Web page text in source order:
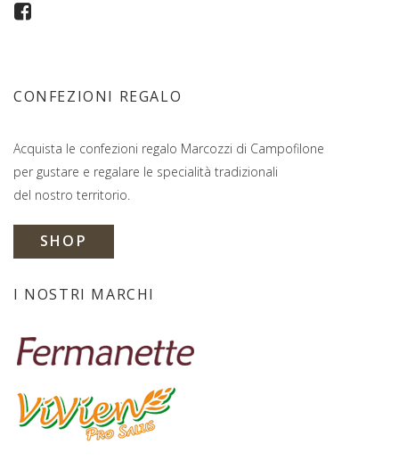
CONFEZIONI REGALO
Acquista le confezioni regalo Marcozzi di Campofilone
per gustare e regalare le specialità tradizionali
del nostro territorio.
SHOP
I NOSTRI MARCHI